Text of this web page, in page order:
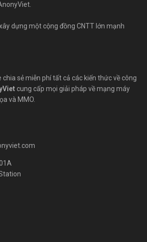
dựng một cộng đồng CNTT lớn mạnh
chia sẻ miễn phí tất cả các kiến thức về công
cung cấp mọi giải pháp về mạng máy
và MMO.